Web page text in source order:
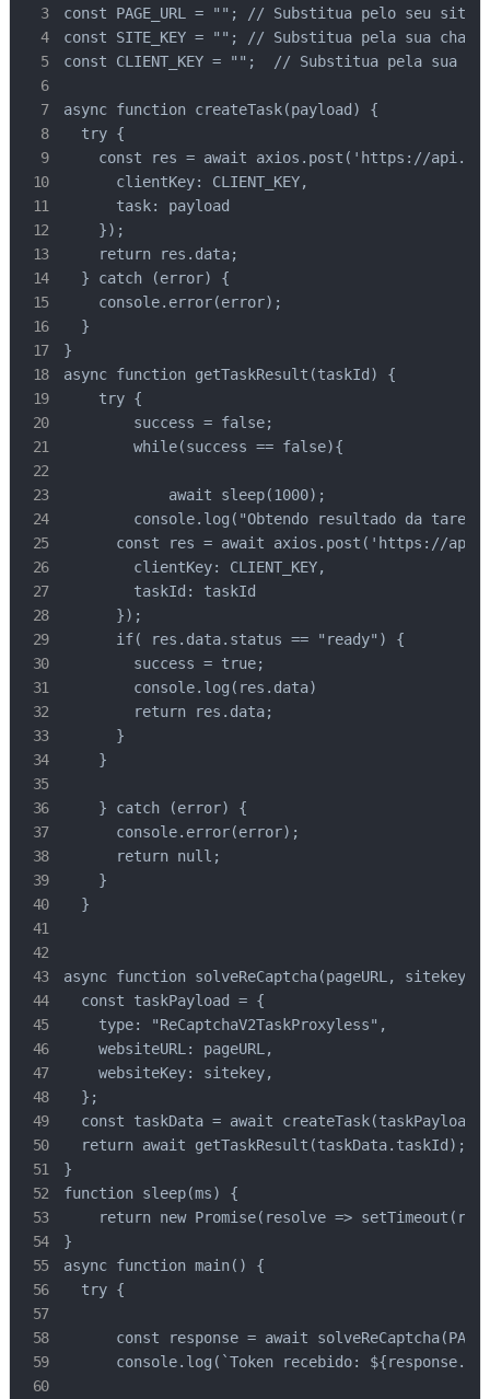
const PAGE_URL = ""; // Substitua pelo seu site
const SITE_KEY = ""; // Substitua pela sua
const CLIENT_KEY = "";  // Substitua pela sua
async function createTask(payload) {
  try {
const res = await axios.post('https://
      clientKey: CLIENT_KEY,
      task: payload
    });
    return res.data;
  } catch (error) {
    console.error(error);
  }
}
async function getTaskResult(taskId) {
    try {
        success = false;
        while(success == false){
            await sleep(1000);
console.log("Obtendo resultado da
const res = await axios.post('https://
        clientKey: CLIENT_KEY,
        taskId: taskId
      });
      if( res.data.status == "ready") {
        success = true;
        console.log(res.data)
        return res.data;
      }
    }
    } catch (error) {
      console.error(error);
      return null;
    }
  }
async function solveReCaptcha(pageURL, sitekey)
  const taskPayload = {
    type: "ReCaptchaV2TaskProxyless",
    websiteURL: pageURL,
    websiteKey: sitekey,
  };
const taskData = await
  return await getTaskResult(taskData.taskId);
}
function sleep(ms) {
return new Promise(resolve =>
}
async function main() {
  try {
const response = await
console.log(`Token recebido: